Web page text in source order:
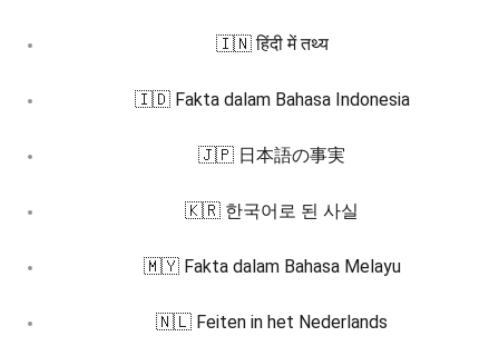
🇮🇳 हिंदी में तथ्य
🇮🇩 Fakta dalam Bahasa Indonesia
🇯🇵 日本語の事実
🇰🇷 한국어로 된 사실
🇲🇾 Fakta dalam Bahasa Melayu
🇳🇱 Feiten in het Nederlands